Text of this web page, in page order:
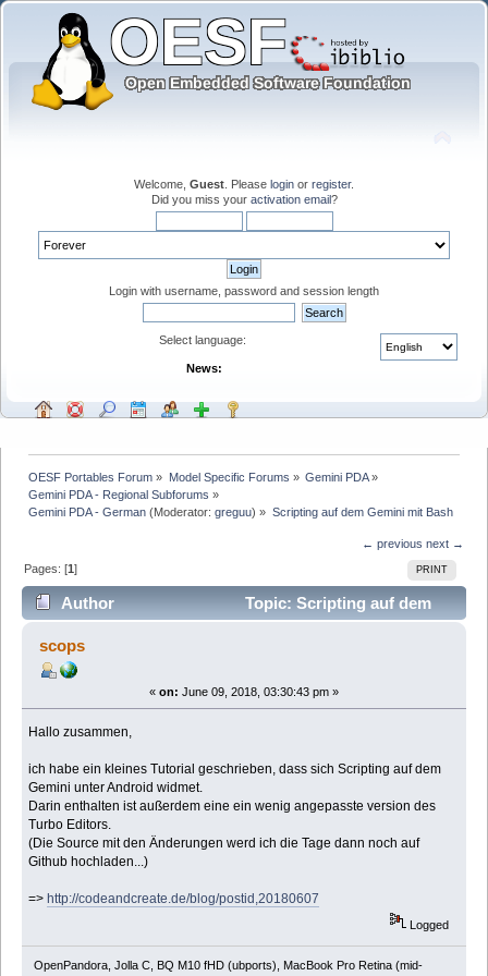
Welcome, Guest . Please login or register.
Did you miss your activation email?
Login with username, password and session length
Select language:
News:
OESF Portables Forum » Model Specific Forums » Gemini PDA»
Gemini PDA - Regional Subforums »
Gemini PDA - German (Moderator:greguu) » Scripting auf dem Gemini mit Bash
← previous next →
PRINT
Pages: [1]
Author
Topic: Scripting auf dem
scops
« on: June 09, 2018, 03:30:43 pm »
Hallo zusammen,
ich habe ein kleines Tutorial geschrieben, dass sich Scripting auf dem
Gemini unter Android widmet.
Darin enthalten ist außerdem eine ein wenig angepasste version des
Turbo Editors.
(Die Source mit den Änderungen werd ich die Tage dann noch auf
Github hochladen...)
=> http://codeandcreate.de/blog/postid,20180607
Logged
OpenPandora, Jolla C, BQ M10 fHD (ubports), MacBook Pro Retina (mid-